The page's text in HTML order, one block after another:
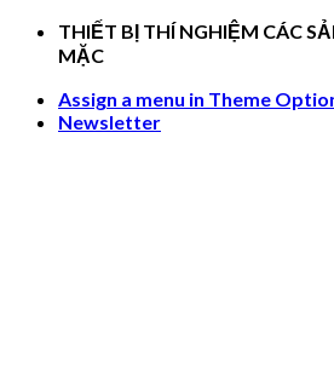
Skip
THIẾT BỊ THÍ NGHIỆM CÁC
MẶC
Assign a menu in Theme
Newsletter